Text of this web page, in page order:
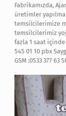
Fabrikamızda,
üretimler
temsilcilerimize
temsilcilerimiz
fazla 1 saat
545 01 10 pbx
GSM :0533 377 63